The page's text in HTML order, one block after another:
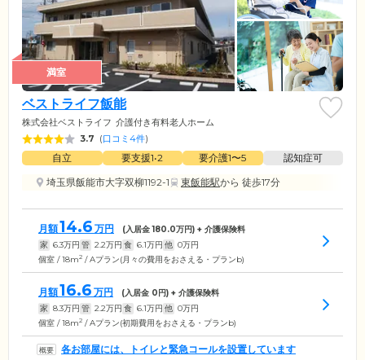
満室
ベストライフ飯能
株式会社ベストライフ 介護付き有料老人ホーム
3.7 (口コミ4件)
自立 要支援1•2 要介護1〜5
認知症可
埼玉県飯能市大字双柳1192-1
東飯能駅から 徒歩17分
月額14.6 万円 (入居金180.0万円) + 介護保険料
家 6.3万円 管 2.2万円 食 6.1万円 他 0万円
個室 / 18m2 / Aプラン(月々の費用をおさえる・プランb)
月額16.6 万円 (入居金 0 円) + 介護保険料
家 8.3万円 管 2.2万円 食 6.1万円 他 0万円
個室 / 18m2 / Aプラン(初期費用をおさえる・プランb)
各お部屋には、トイレと緊急コールを設置しています